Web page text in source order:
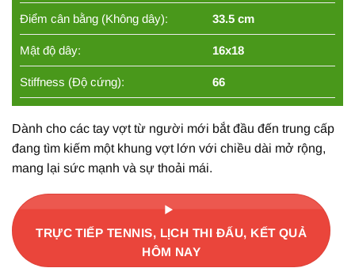
Điểm cân bằng (Không dây): 33.5 cm
Mật độ dây: 16x18
Stiffness (Độ cứng): 66
Dành cho các tay vợt từ người mới bắt đầu đến trung cấp
đang tìm kiếm một khung vợt lớn với chiều dài mở rộng,
mang lại sức mạnh và sự thoải mái.
TRỰC TIẾP TENNIS, LỊCH THI ĐẤU, KẾT QUẢ
HÔM NAY